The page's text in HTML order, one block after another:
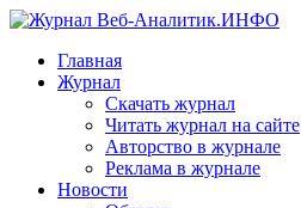
Главная
Журнал
Скачать журнал
Читать журнал на сайте
Авторство в журнале
Реклама в журнале
Новости